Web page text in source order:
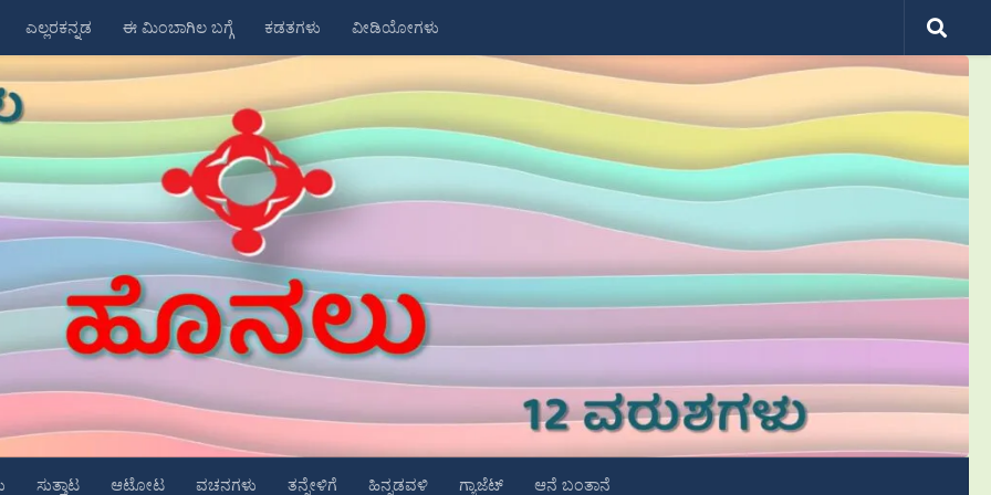
ಎಲ್ಲರಕನ್ನಡ ಈ ಮಿಂಬಾಗಿಲ ಬಗ್ಗೆ ಕಡತಗಳು ವೀಡಿಯೋಗಳು
ಸುತ್ತಾಟ ಆಟೋಟ ವಚನಗಳು ತನ್ನೇಳಿಗೆ ಹಿನ್ನಡವಳಿ ಗ್ಯಾಜೆಟ್ ಆನೆ ಬಂತಾನೆ